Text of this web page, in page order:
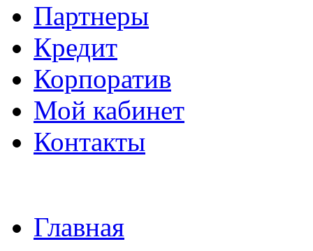
Партнеры
Кредит
Корпоратив
Мой кабинет
Контакты
Главная